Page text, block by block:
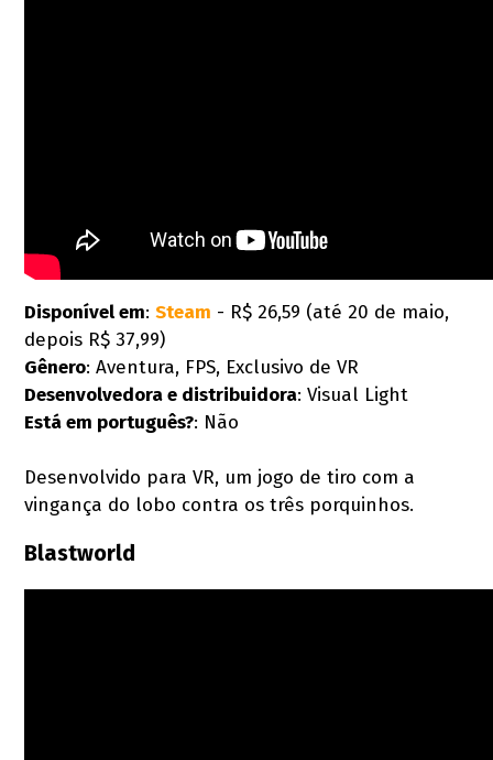
Disponível em:Steam - R$ 26,59 (até 20 de maio,
depois R$ 37,99)
Gênero: Aventura, FPS, Exclusivo de VR
Desenvolvedora e distribuidora: Visual Light
Está em português?: Não
Desenvolvido para VR, um jogo de tiro com a
vingança do lobo contra os três porquinhos.
Blastworld